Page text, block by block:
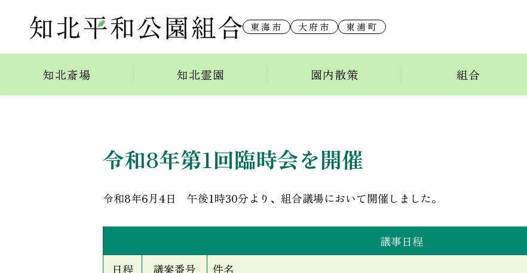
東海市 大府市 東浦町
知北斎場 知北霊園 園内散策 組合
令和８年第１回臨時会
令和8年第1回臨時会を開催
令和8年6月4日 午後1時30分より、組合議場において開催しました。
議事日程
日程
議案番号 件名